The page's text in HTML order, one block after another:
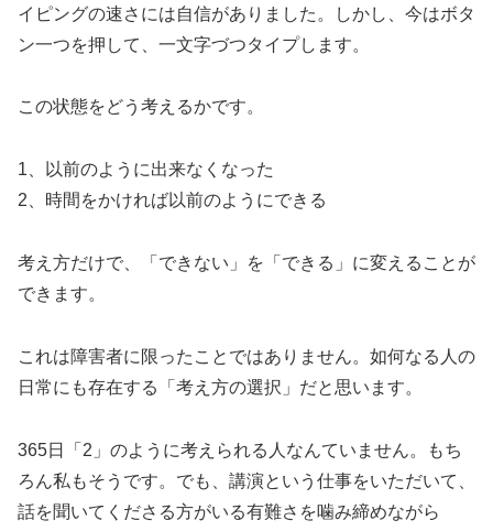
イピングの速さには自信がありました。しかし、今はボタ
ン一つを押して、一文字づつタイプします。
この状態をどう考えるかです。
1、以前のように出来なくなった
2、時間をかければ以前のようにできる
考え方だけで、「できない」を「できる」に変えることが
できます。
これは障害者に限ったことではありません。如何なる人の
日常にも存在する「考え方の選択」だと思います。
365日「2」のように考えられる人なんていません。もち
ろん私もそうです。でも、講演という仕事をいただいて、
話を聞いてくださる方がいる有難さを噛み締めながら